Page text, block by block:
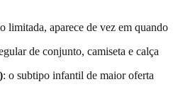
limitada, aparece de vez em quando
de conjunto, camiseta e calça
: o subtipo infantil de maior oferta